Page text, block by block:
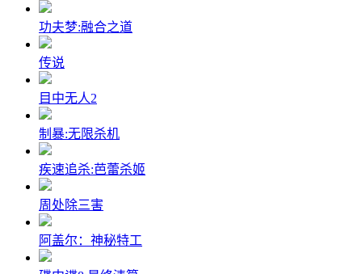
功夫梦:融合之道
传说
目中无人2
制暴:无限杀机
疾速追杀:芭蕾杀姬
周处除三害
阿盖尔：神秘特工